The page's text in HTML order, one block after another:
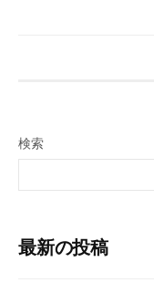
検索
最新の投稿